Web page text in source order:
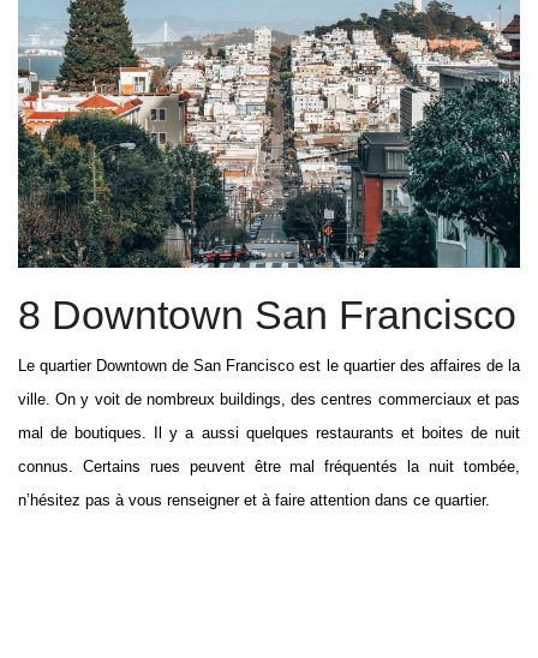
8 Downtown San Francisco
Le quartier Downtown de San Francisco est le quartier des affaires de la
ville. On y voit de nombreux buildings, des centres commerciaux et pas
mal de boutiques. Il y a aussi quelques restaurants et boites de nuit
connus. Certains rues peuvent être mal fréquentés la nuit tombée,
n’hésitez pas à vous renseigner et à faire attention dans ce quartier.